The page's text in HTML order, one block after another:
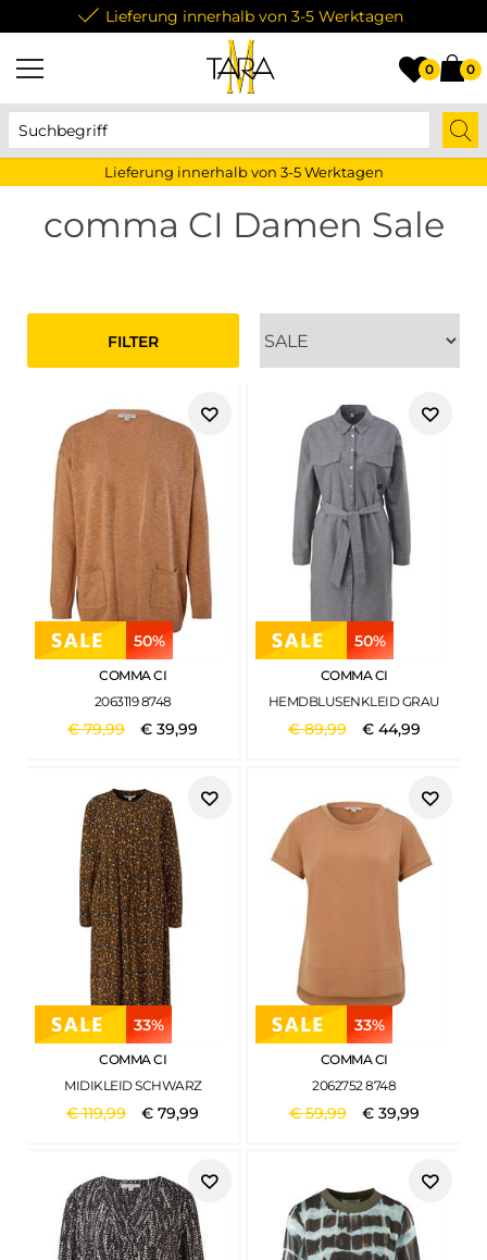
Lieferung innerhalb von 3-5 Werktagen
0 0
Lieferung innerhalb von 3-5 Werktagen
comma CI Damen Sale
FILTER
50%
COMMA CI
2063119 8748
€79,99 €39,99
50%
COMMA CI
HEMDBLUSENKLEID GRAU
€89,99 € 44,99
33%
COMMA CI
MIDIKLEID SCHWARZ
€119,99 €79,99
33%
COMMA CI
2062752 8748
€59,99 € 39,99